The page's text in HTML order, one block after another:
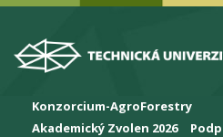
Skip to cookies
Skip to navigation
Skočiť na hlavný obsah
Konzorcium-AgroForestry
Akademický Zvolen 2026